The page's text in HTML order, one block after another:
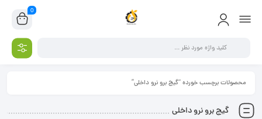
0
محصولات برچسب خورده “گیج برو نرو داخلی”
گیج برو نرو داخلی